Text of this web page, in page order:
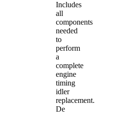
Includes
all
components
needed
to
perform
a
complete
engine
timing
idler
replacement.
De